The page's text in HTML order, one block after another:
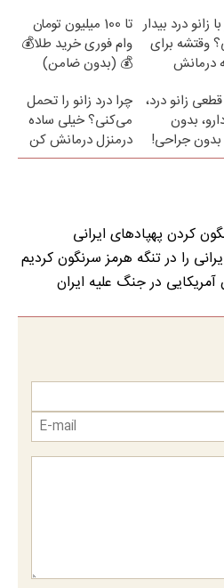
زانو درد بیدار
وقتشه برای
درمانش
تا 100 میلیون تومان
وام فوری خرید طلا💰
💰 (بدون ضامن)
زانو درد،
بدون
بدون جراحی!
چرا درد زانو را تحمل
می‌کنی؟ خیلی ساده
درمنزل درمانش کن
کردن پهپادهای ایرانی
را در تنگه هرمز سرنگون کردیم